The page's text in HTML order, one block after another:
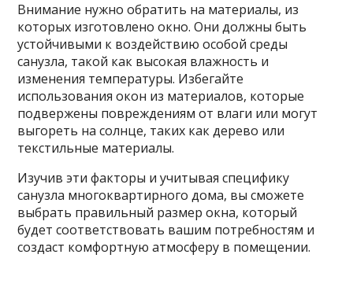
Внимание нужно обратить на материалы, из
которых изготовлено окно. Они должны быть
устойчивыми к воздействию особой среды
санузла, такой как высокая влажность и
изменения температуры. Избегайте
использования окон из материалов, которые
подвержены повреждениям от влаги или могут
выгореть на солнце, таких как дерево или
текстильные материалы.
Изучив эти факторы и учитывая специфику
санузла многоквартирного дома, вы сможете
выбрать правильный размер окна, который
будет соответствовать вашим потребностям и
создаст комфортную атмосферу в помещении.